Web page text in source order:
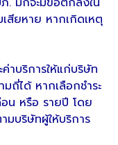
สียหาย หากเกิดเหตุ
าบริการให้แก่บริษัท
ถี่ได้ หากเลือกชำระ
น หรือ รายปี โดย
มบริษัทผู้ให้บริการ